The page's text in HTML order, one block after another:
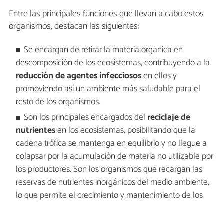
Entre las principales funciones que llevan a cabo estos
organismos, destacan las siguientes:
Se encargan de retirar la materia orgánica en
descomposición de los ecosistemas, contribuyendo a la
reducción de agentes infecciososen ellos y
promoviendo así un ambiente más saludable para el
resto de los organismos.
Son los principales encargados del reciclaje de
nutrientesen los ecosistemas, posibilitando que la
cadena trófica se mantenga en equilibrio y no llegue a
colapsar por la acumulación de materia no utilizable por
los productores. Son los organismos que recargan las
reservas de nutrientes inorgánicos del medio ambiente,
lo que permite el crecimiento y mantenimiento de los